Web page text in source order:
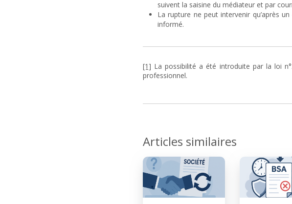
suivent la saisine du médiateur et par
La rupture ne peut intervenir qu’après
informé.
[1] La possibilité a été introduite par la loi
professionnel.
Articles similaires